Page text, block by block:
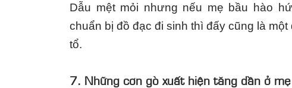
Dẫu mệt mỏi nhưng nếu mẹ bầu hào
chuẩn bị đồ đạc đi sinh thì đấy cũng là
tổ.
7. Những cơn gò xuất hiện tăng dần ở